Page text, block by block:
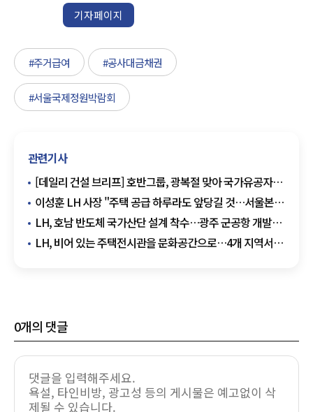
기자페이지
#주거급여 #공사대금채권
#서울국제정원박람회
관련기사
[데일리 건설 브리프] 호반그룹, 광복절 맞아 국가유공자
장수사진 촬영 봉사활동 外
이성훈 LH 사장 "주택 공급 하루라도 앞당길 것…서울본부
부지도 공급에 활용"
LH, 호남 반도체 국가산단 설계 착수…광주 군공항 개발
속도전
LH, 비어 있는 주택전시관을 문화공간으로…4개 지역서
0개의 댓글